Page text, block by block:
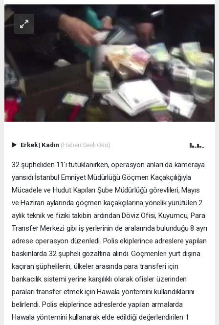
Erkek| Kadın (Haberi Sesli Oku)
32 şüpheliden 11'i tutuklanırken, operasyon anları da kameraya
yansıdı.İstanbul Emniyet Müdürlüğü Göçmen Kaçakçılığıyla
Mücadele ve Hudut Kapıları Şube Müdürlüğü görevlileri, Mayıs
ve Haziran aylarında göçmen kaçakçılarına yönelik yürütülen 2
aylık teknik ve fiziki takibin ardından Döviz Ofisi, Kuyumcu, Para
Transfer Merkezi gibi iş yerlerinin de aralarında bulunduğu 8 ayrı
adrese operasyon düzenledi. Polis ekiplerince adreslere yapılan
baskınlarda 32 şüpheli gözaltına alındı. Göçmenleri yurt dışına
kaçıran şüphelilerin, ülkeler arasında para transferi için
bankacılık sistemi yerine karşılıklı olarak ofisler üzerinden
paraları transfer etmek için Hawala yöntemini kullandıklarını
belirlendi. Polis ekiplerince adreslerde yapılan armalarda
Hawala yöntemini kullanarak elde edildiği değerlendirilen 1